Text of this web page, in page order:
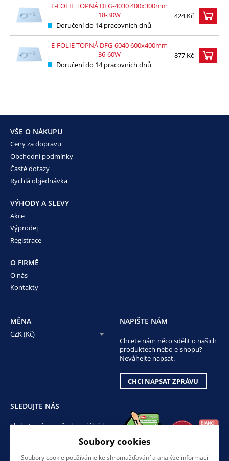
E-FOLIE TOPNÁ DFG-4030 400x300mm
18-30W
Doručení do 14 pracovních dnů
424 Kč
E-FOLIE TOPNÁ DFG-6040 600x400mm
36-60W
Doručení do 14 pracovních dnů
877 Kč
VŠE O NÁKUPU
Ceny za dopravu
Obchodní podmínky
Časté dotazy
Rychlá objednávka
VÝHODY A SLEVY
Akce
Výprodej
Registrace
O FIRMĚ
O nás
Kontakty
MĚNA
CZK (Kč)
NAPIŠTE NÁM
Chcete nám něco sdělit o našich
produktech nebo e-shopu?
Neváhejte napsat.
CHCI NAPSAT ZPRÁVU
SLEDUJTE NÁS
Sledujte nás na všech sociálních
Soubory cookies
Soubory cookie používáme ke shromažďování a analýze informací